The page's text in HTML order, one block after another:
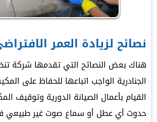
نصائح لزيادة العمر
هناك بعض النصائح التي تقدمها شركة
الجنادرية الواجب اتباعها للحفاظ على
القيام بأعمال الصيانة الدورية وتوقيف
حدوث أي عطل أو سماع صوت غير طبيعي